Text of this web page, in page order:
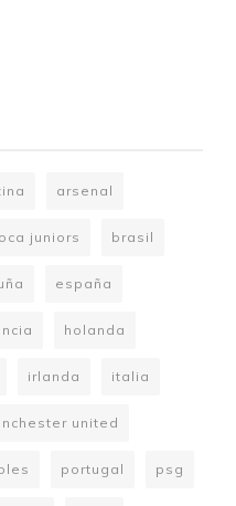
arsenal
juniors brasil
españa
holanda
irlanda italia
united
portugal psg